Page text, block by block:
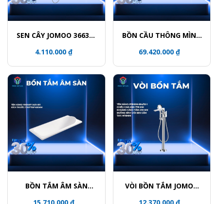
SEN CÂY JOMOO 36632-
4.110.000 ₫
BỒN CẦU THÔNG MÌNH
CJM220
69.420.000 ₫
BỒN TẮM ÂM SÀN
VÒI BỒN TẮM JOMOO